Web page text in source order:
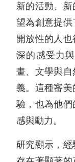
新的活動、
望為創意提
開放性的人
深的感受力
畫、文學與
義。這種審
驗，也為他
感與動力。
研究顯示，經